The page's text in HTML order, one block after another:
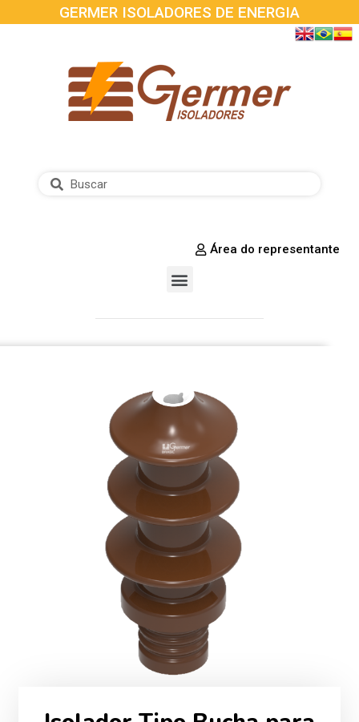
GERMER ISOLADORES DE ENERGIA
Área do representante